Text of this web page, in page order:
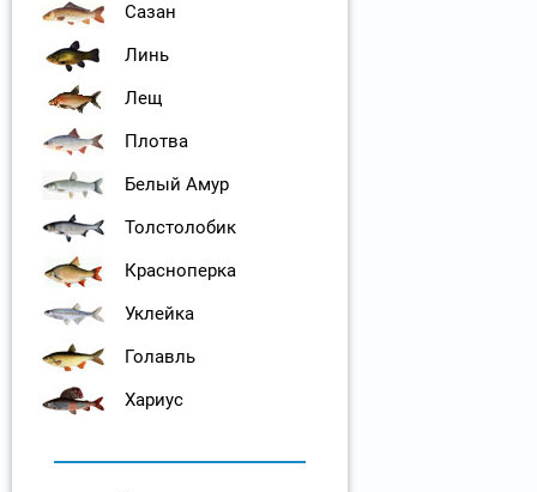
Сазан
Линь
Лещ
Плотва
Белый Амур
Толстолобик
Красноперка
Уклейка
Голавль
Хариус